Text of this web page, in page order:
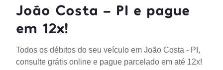
João Costa - PI e pague
em 12x!
Todos os débitos do seu veículo em João Costa - PI,
consulte grátis online e pague parcelado em até 12x!